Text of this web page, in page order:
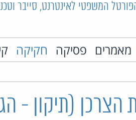
המשפטי לאינטרנט, סייבר
מאמרים פסיקה חקיקה
(תיקון -